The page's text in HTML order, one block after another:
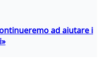
ad aiutare i